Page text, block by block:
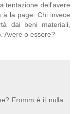
tentazione dell'avere
à la page. Chi invece
dai beni materiali,
Avere o essere?
Fromm è il nulla